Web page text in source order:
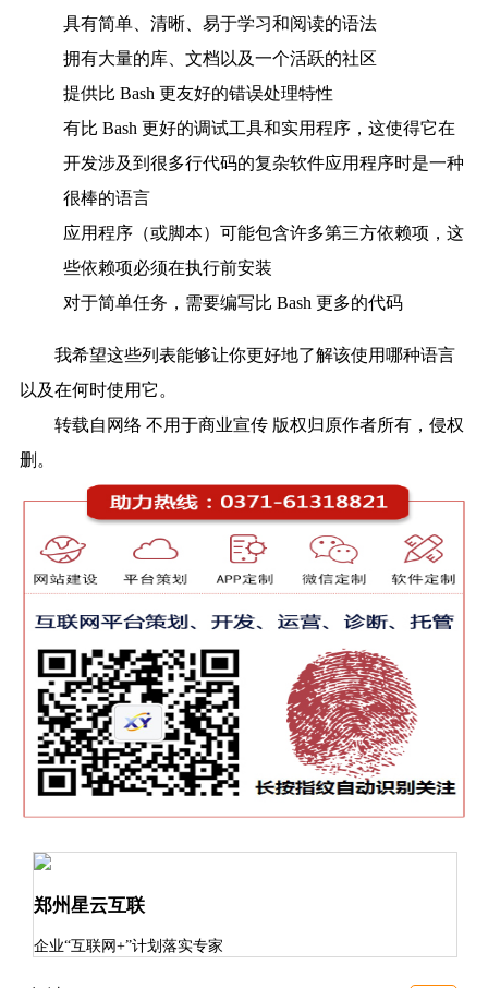
具有简单、清晰、易于学习和阅读的语法
拥有大量的库、文档以及一个活跃的社区
提供比 Bash 更友好的错误处理特性
有比 Bash 更好的调试工具和实用程序，这使得它在
开发涉及到很多行代码的复杂软件应用程序时是一种
很棒的语言
应用程序（或脚本）可能包含许多第三方依赖项，这
些依赖项必须在执行前安装
对于简单任务，需要编写比 Bash 更多的代码
我希望这些列表能够让你更好地了解该使用哪种语言
以及在何时使用它。
转载自网络 不用于商业宣传 版权归原作者所有，侵权
删。
郑州星云互联
企业“互联网+”计划落实专家